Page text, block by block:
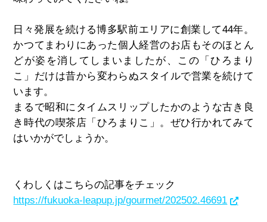
日々発展を続ける博多駅前エリアに創業して44年。
かつてまわりにあった個人経営のお店もそのほとん
どが姿を消してしまいましたが、この「ひろまり
こ」だけは昔から変わらぬスタイルで営業を続けて
います。
まるで昭和にタイムスリップしたかのような古き良
き時代の喫茶店「ひろまりこ」。ぜひ行かれてみて
はいかがでしょうか。
くわしくはこちらの記事をチェック
https://fukuoka-leapup.jp/gourmet/202502.46691